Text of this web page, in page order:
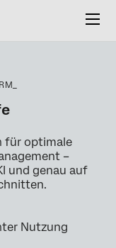
für optimale
–
und genau auf
Nutzung